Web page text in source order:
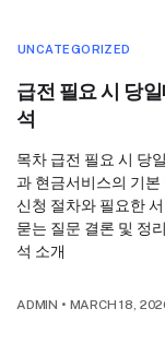
UNCATEGORIZED
급전 필요 시 당
석
목차 급전 필요 시 당
과 현금서비스의 기
신청 절차와 필요한
묻는 질문 결론 및 정
석 소개
ADMIN • MARCH 18,